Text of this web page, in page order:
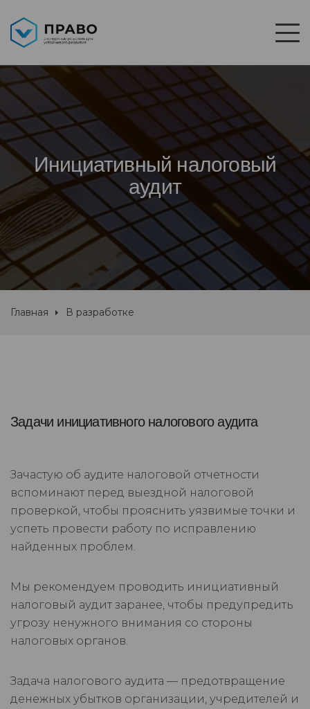
Инициативный налоговый
аудит
Главная В разработке
Задачи инициативного налогового аудита
Зачастую об аудите налоговой отчетности
вспоминают перед выездной налоговой
проверкой, чтобы прояснить уязвимые точки и
успеть провести работу по исправлению
найденных проблем.
Мы рекомендуем проводить инициативный
налоговый аудит заранее, чтобы предупредить
угрозу ненужного внимания со стороны
налоговых органов.
Задача налогового аудита — предотвращение
денежных убытков организации, учредителей и